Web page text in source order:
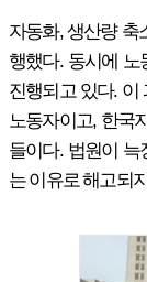
자동화, 생산량 축
행했다. 동시에
진행되고 있다. 이
노동자이고, 한국
들이다. 법원이
는 이유로 해고되